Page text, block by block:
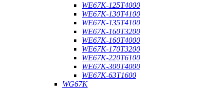
WE67K-125T4000
WE67K-130T4100
WE67K-135T4100
WE67K-160T3200
WE67K-160T4000
WE67K-170T3200
WE67K-220T6100
WE67K-300T4000
WE67K-63T1600
WG67K